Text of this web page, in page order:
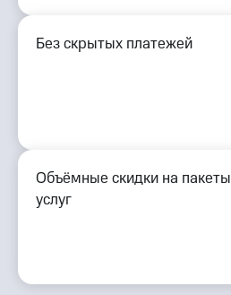
Без скрытых платежей
Объёмные скидки на пакеты
услуг